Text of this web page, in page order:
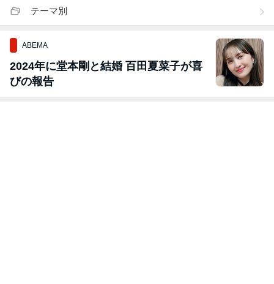
テーマ別
ABEMA
2024年に堂本剛と結婚 百田夏菜子が喜
びの報告